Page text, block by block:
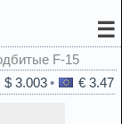
☰
$ 3.003 € 3.47